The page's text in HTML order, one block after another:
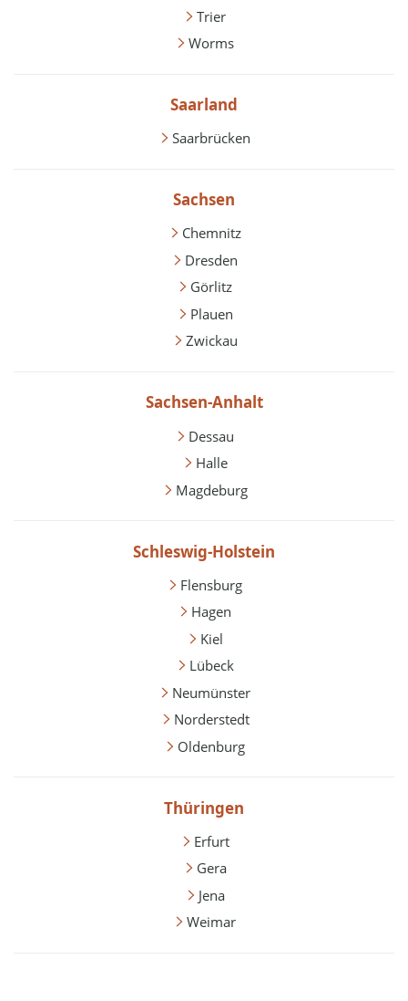
Trier
Worms
Saarland
Saarbrücken
Sachsen
Chemnitz
Dresden
Görlitz
Plauen
Zwickau
Sachsen-Anhalt
Dessau
Halle
Magdeburg
Schleswig-Holstein
Flensburg
Hagen
Kiel
Lübeck
Neumünster
Norderstedt
Oldenburg
Thüringen
Erfurt
Gera
Jena
Weimar